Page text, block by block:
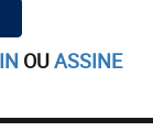
OUASSINE